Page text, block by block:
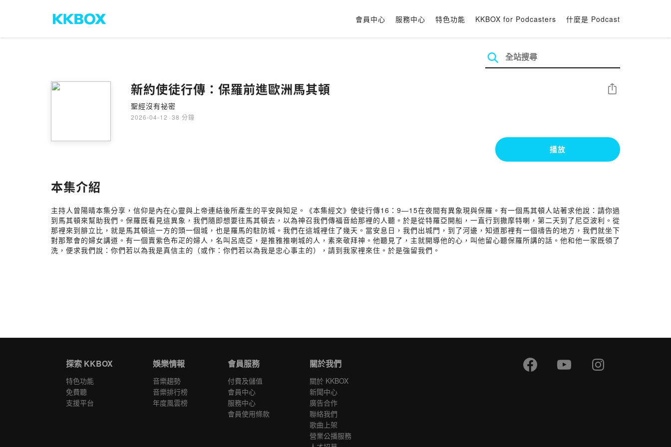
會員中心 服務中心 特色功能 KKBOX for Podcasters 什麼是 Podcast
新約使徒行傳：保羅前進歐洲馬其頓
聖經沒有祕密
2026-04-12 · 38 分鐘
分享
播放
本集介紹
主持人曾陽晴本集分享，信仰是內在心靈與上帝連結後所產生的平安與知足。《本集經文》使徒行傳16：9—15在夜間有異象現與保羅。有一個馬其頓人站著求他說：請你過
到馬其頓來幫助我們。保羅既看見這異象，我們隨即想要往馬其頓去，以為神召我們傳福音給那裡的人聽。於是從特羅亞開船，一直行到撒摩特喇，第二天到了尼亞波利。從
那裡來到腓立比，就是馬其頓這一方的頭一個城，也是羅馬的駐防城。我們在這城裡住了幾天。當安息日，我們出城門，到了河邊，知道那裡有一個禱告的地方，我們就坐下
對那聚會的婦女講道。有一個賣紫色布疋的婦人，名叫呂底亞，是推雅推喇城的人，素來敬拜神。他聽見了，主就開導他的心，叫他留心聽保羅所講的話。他和他一家既領了
洗，便求我們說：你們若以為我是真信主的（或作：你們若以為我是忠心事主的），請到我家裡來住。於是強留我們。
探索 KKBOX
特色功能
免費聽
支援平台
娛樂情報
音樂趨勢
音樂排行榜
年度風雲榜
會員服務
付費及儲值
會員中心
服務中心
會員使用條款
關於我們
關於 KKBOX
新聞中心
廣告合作
聯絡我們
歌曲上架
營業公播服務